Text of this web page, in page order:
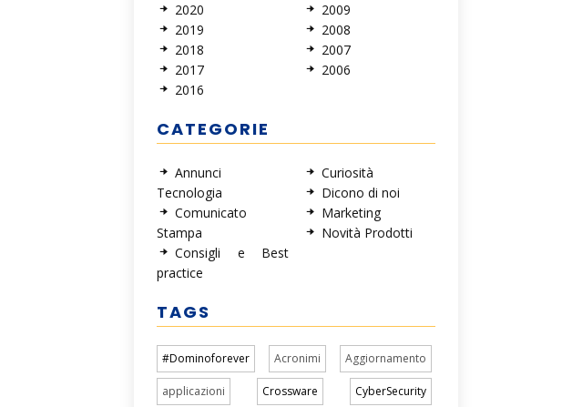
2020
2019
2018
2017
2016
2009
2008
2007
2006
CATEGORIE
Annunci
Tecnologia
Comunicato
Stampa
Consigli e Best
practice
Curiosità
Dicono di noi
Marketing
Novità Prodotti
TAGS
#Dominoforever Acronimi Aggiornamento
applicazioni Crossware CyberSecurity